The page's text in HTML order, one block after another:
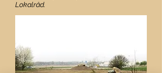
Lokalråd.